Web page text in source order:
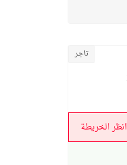
تاجر
انظر الخريطة